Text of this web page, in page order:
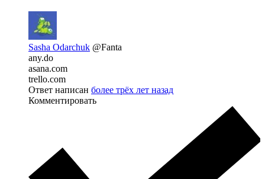
Sasha Odarchuk @Fanta
any.do
asana.com
trello.com
Ответ написан более трёх лет назад
Комментировать